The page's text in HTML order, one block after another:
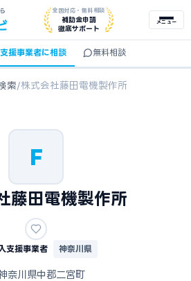
全国対応・無料相談
補助金申請
徹底サポート
メニュー
援事業者に相談 無料相談
索/株式会社藤田電機製作所
F
藤田電機製作所
支援事業者 神奈川県
奈川県中郡二宮町